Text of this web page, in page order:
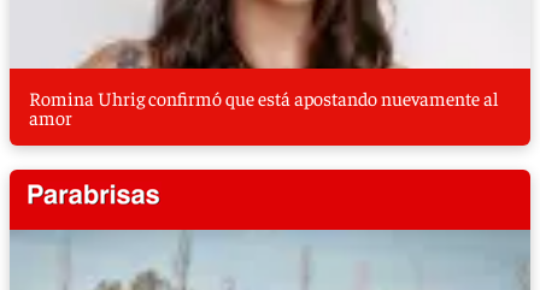
Romina Uhrig confirmó que está apostando nuevamente al
amor